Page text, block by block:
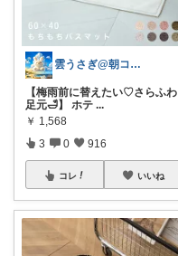
雲うさぎ@朝コレ❤良質便利時短グッズ🐰
【梅雨前に替えたい♡さらふわ
足元🛁】 ホテ ...
￥ 1,568
3 0 916
コレ いいね